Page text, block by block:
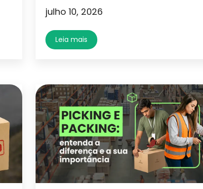
julho 10, 2026
Leia mais